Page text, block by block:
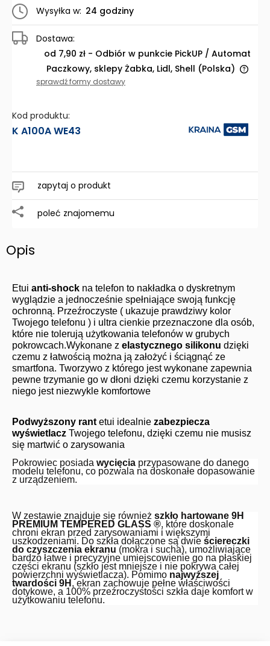
Wysyłka w: 24 godziny
Dostawa:
od 7,90 zł - Odbiór w punkcie PickUP / Automat
Paczkowy, sklepy Żabka, Lidl, Shell (Polska)
Cena nie zawiera ewentualnych kosztów płatności
sprawdź formy dostawy
Kod produktu:
K A100A WE43
zapytaj o produkt
poleć znajomemu
Opis
Etui anti-shock na telefon to nakładka o dyskretnym
wyglądzie a jednocześnie spełniające swoją funkcję
ochronną. Przeźroczyste ( ukazuje prawdziwy kolor
Twojego telefonu ) i ultra cienkie przeznaczone dla osób,
które nie tolerują użytkowania telefonów w grubych
pokrowcach.Wykonane z elastycznego silikonu dzięki
czemu z łatwością można ją założyć i ściągnąć ze
smartfona. Tworzywo z którego jest wykonane zapewnia
pewne trzymanie go w dłoni dzięki czemu korzystanie z
niego jest niezwykle komfortowe
Podwyższony rant etui idealnie zabezpiecza
wyświetlacz Twojego telefonu, dzięki czemu nie musisz
się martwić o zarysowania
Pokrowiec posiada wycięcia przypasowane do danego
modelu telefonu, co pozwala na doskonałe dopasowanie
z urządzeniem.
W zestawie znajduje się również szkło hartowane 9H
PREMIUM TEMPERED GLASS ®, które doskonale
chroni ekran przed zarysowaniami i większymi
uszkodzeniami. Do szkła dołączone są dwie ściereczki
do czyszczenia ekranu (mokra i sucha), umożliwiające
bardzo łatwe i precyzyjne umiejscowienie go na płaskiej
części ekranu (szkło jest mniejsze i nie pokrywa całej
powierzchni wyświetlacza). Pomimo najwyższej
twardości 9H , ekran zachowuje pełne właściwości
dotykowe, a 100% przeźroczystości szkła daje komfort w
użytkowaniu telefonu.